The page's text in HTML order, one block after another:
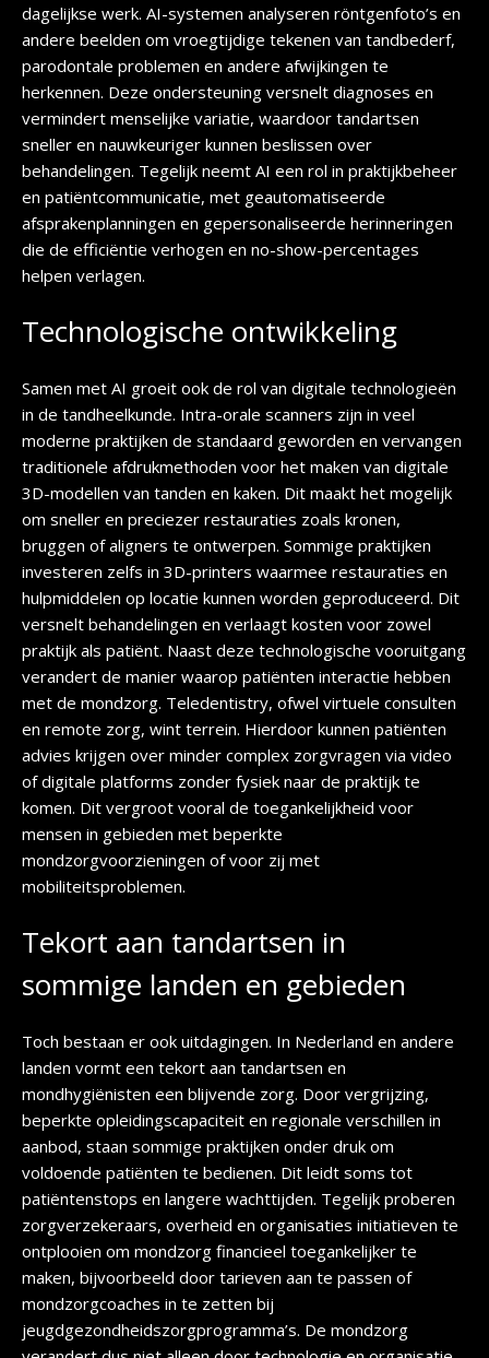
dagelijkse werk. AI-systemen analyseren röntgenfoto’s en
andere beelden om vroegtijdige tekenen van tandbederf,
parodontale problemen en andere afwijkingen te
herkennen. Deze ondersteuning versnelt diagnoses en
vermindert menselijke variatie, waardoor tandartsen
sneller en nauwkeuriger kunnen beslissen over
behandelingen. Tegelijk neemt AI een rol in praktijkbeheer
en patiëntcommunicatie, met geautomatiseerde
afsprakenplanningen en gepersonaliseerde herinneringen
die de efficiëntie verhogen en no-show-percentages
helpen verlagen.
Technologische ontwikkeling
Samen met AI groeit ook de rol van digitale technologieën
in de tandheelkunde. Intra-orale scanners zijn in veel
moderne praktijken de standaard geworden en vervangen
traditionele afdrukmethoden voor het maken van digitale
3D-modellen van tanden en kaken. Dit maakt het mogelijk
om sneller en preciezer restauraties zoals kronen,
bruggen of aligners te ontwerpen. Sommige praktijken
investeren zelfs in 3D-printers waarmee restauraties en
hulpmiddelen op locatie kunnen worden geproduceerd. Dit
versnelt behandelingen en verlaagt kosten voor zowel
praktijk als patiënt. Naast deze technologische vooruitgang
verandert de manier waarop patiënten interactie hebben
met de mondzorg. Teledentistry, ofwel virtuele consulten
en remote zorg, wint terrein. Hierdoor kunnen patiënten
advies krijgen over minder complex zorgvragen via video
of digitale platforms zonder fysiek naar de praktijk te
komen. Dit vergroot vooral de toegankelijkheid voor
mensen in gebieden met beperkte
mondzorgvoorzieningen of voor zij met
mobiliteitsproblemen.
Tekort aan tandartsen in
sommige landen en gebieden
Toch bestaan er ook uitdagingen. In Nederland en andere
landen vormt een tekort aan tandartsen en
mondhygiënisten een blijvende zorg. Door vergrijzing,
beperkte opleidingscapaciteit en regionale verschillen in
aanbod, staan sommige praktijken onder druk om
voldoende patiënten te bedienen. Dit leidt soms tot
patiëntenstops en langere wachttijden. Tegelijk proberen
zorgverzekeraars, overheid en organisaties initiatieven te
ontplooien om mondzorg financieel toegankelijker te
maken, bijvoorbeeld door tarieven aan te passen of
mondzorgcoaches in te zetten bij
jeugdgezondheidszorgprogramma’s. De mondzorg